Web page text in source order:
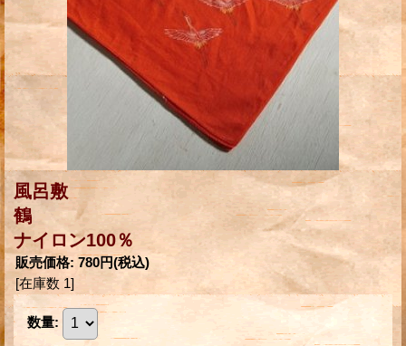
風呂敷
鶴
ナイロン100％
販売価格: 780円(税込)
[在庫数 1]
数量: